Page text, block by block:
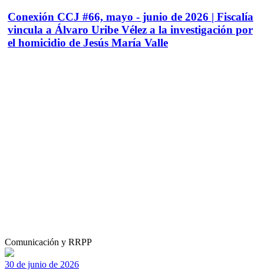
Conexión CCJ #66, mayo - junio de 2026 | Fiscalía
vincula a Álvaro Uribe Vélez a la investigación por
el homicidio de Jesús María Valle
Comunicación y RRPP
30 de junio de 2026